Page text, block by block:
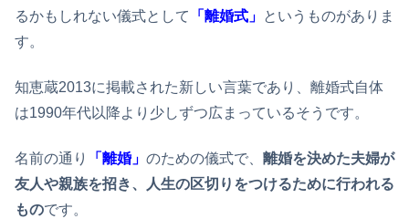
るかもしれない儀式として
「離婚式」 というものがありま
す。
知恵蔵2013に掲載された新しい言葉であり、離婚式自体
は1990年代以降より少しずつ広まっているそうです。
名前の通り 「離婚」 のための儀式で、 離婚を決めた夫婦が
友人や親族を招き、人生の区切りをつけるために行われる
ものです。